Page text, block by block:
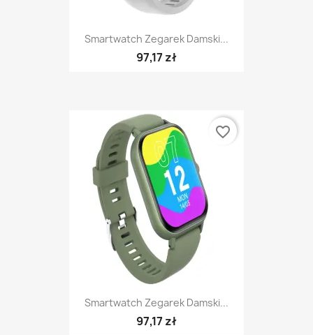
Smartwatch Zegarek Damski...
97,17 zł
Smartwatch Zegarek Damski...
97,17 zł
favorite_border